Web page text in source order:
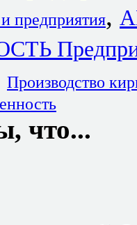
предприятия,
Производство
что...